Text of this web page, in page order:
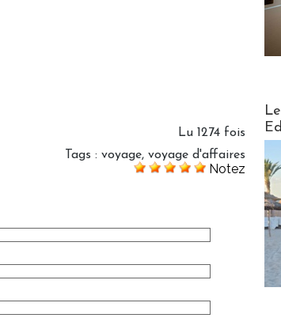
Lu 1274 fois
Tags : voyage, voyage d'affaires
Notez